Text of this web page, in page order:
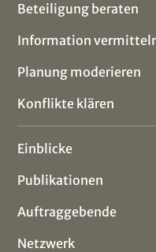
Beteiligung beraten
Information
Planung moderieren
Konflikte klären
Einblicke
Publikationen
Auftraggebende
Netzwerk